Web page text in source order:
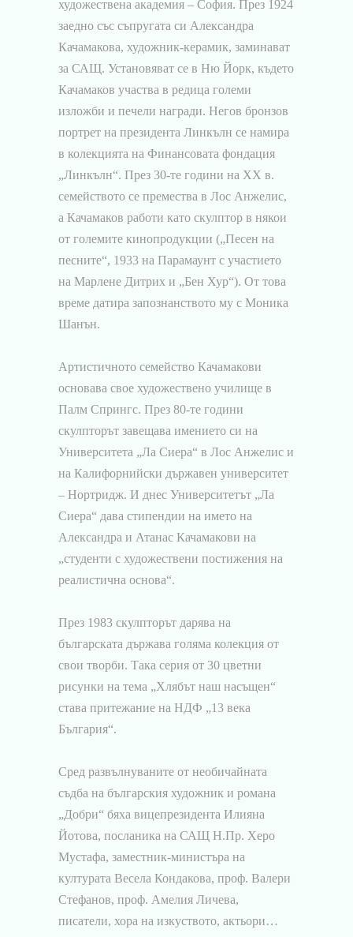
художествена академия – София. През 1924
заедно със съпругата си Александра
Качамакова, художник-керамик, заминават
за САЩ. Установяват се в Ню Йорк, където
Качамаков участва в редица големи
изложби и печели награди. Негов бронзов
портрет на президента Линкълн се намира
в колекцията на Финансовата фондация
„Линкълн“. През 30-те години на ХХ в.
семейството се премества в Лос Анжелис,
а Качамаков работи като скулптор в някои
от големите кинопродукции („Песен на
песните“, 1933 на Парамаунт с участието
на Марлене Дитрих и „Бен Хур“). От това
време датира запознанството му с Моника
Шанън.
Артистичното семейство Качамакови
основава свое художествено училище в
Палм Спрингс. През 80-те години
скулпторът завещава имението си на
Университета „Ла Сиера“ в Лос Анжелис и
на Калифорнийски държавен университет
– Нортридж. И днес Университетът „Ла
Сиера“ дава стипендии на името на
Александра и Атанас Качамакови на
„студенти с художествeни постижения на
реалистична основа“.
През 1983 скулпторът дарява на
българската държава голяма колекция от
свои творби. Така серия от 30 цветни
рисунки на тема „Хлябът наш насъщен“
става притежание на НДФ „13 века
България“.
Сред развълнуваните от необичайната
съдба на българския художник и романа
„Добри“ бяха вицепрезидента Илияна
Йотова, посланика на САЩ Н.Пр. Херо
Мустафа, заместник-министъра на
културата Весела Кондакова, проф. Валери
Стефанов, проф. Амелия Личева,
писатели, хора на изкуството, актьори…